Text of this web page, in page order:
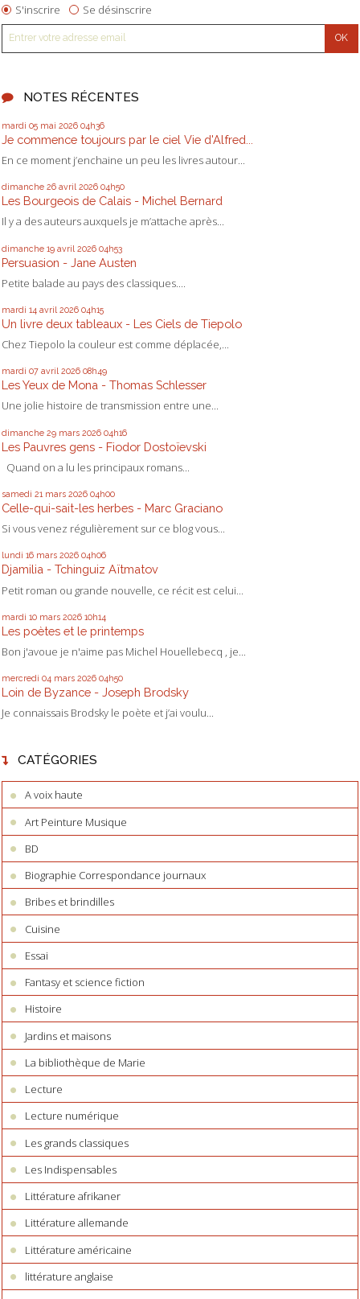
S'inscrire Se désinscrire
NOTES RÉCENTES
mardi 05 mai 2026 04h36
Je commence toujours par le ciel Vie d'Alfred...
En ce moment j’enchaine un peu les livres autour...
dimanche 26 avril 2026 04h50
Les Bourgeois de Calais - Michel Bernard
Il y a des auteurs auxquels je m’attache après...
dimanche 19 avril 2026 04h53
Persuasion - Jane Austen
Petite balade au pays des classiques....
mardi 14 avril 2026 04h15
Un livre deux tableaux - Les Ciels de Tiepolo
Chez Tiepolo la couleur est comme déplacée,...
mardi 07 avril 2026 08h49
Les Yeux de Mona - Thomas Schlesser
Une jolie histoire de transmission entre une...
dimanche 29 mars 2026 04h16
Les Pauvres gens - Fiodor Dostoïevski
Quand on a lu les principaux romans...
samedi 21 mars 2026 04h00
Celle-qui-sait-les herbes - Marc Graciano
Si vous venez régulièrement sur ce blog vous...
lundi 16 mars 2026 04h06
Djamilia - Tchinguiz Aïtmatov
Petit roman ou grande nouvelle, ce récit est celui...
mardi 10 mars 2026 10h14
Les poètes et le printemps
Bon j'avoue je n'aime pas Michel Houellebecq , je...
mercredi 04 mars 2026 04h50
Loin de Byzance - Joseph Brodsky
Je connaissais Brodsky le poète et j’ai voulu...
CATÉGORIES
A voix haute
Art Peinture Musique
BD
Biographie Correspondance journaux
Bribes et brindilles
Cuisine
Essai
Fantasy et science fiction
Histoire
Jardins et maisons
La bibliothèque de Marie
Lecture
Lecture numérique
Les grands classiques
Les Indispensables
Littérature afrikaner
Littérature allemande
Littérature américaine
littérature anglaise